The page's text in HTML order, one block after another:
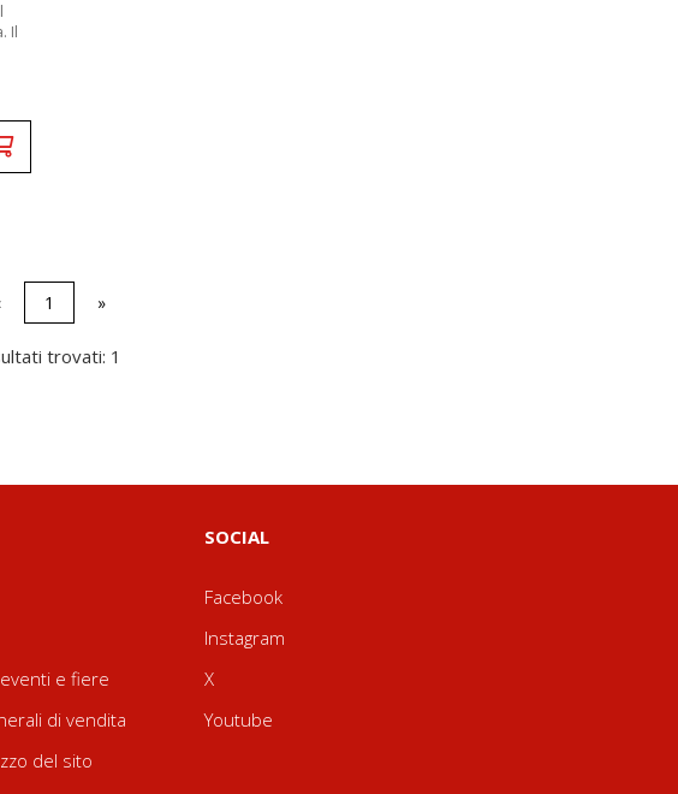
Il
1 »
trovati: 1
e fiere
di vendita
del sito
SOCIAL
Facebook
Instagram
X
Youtube